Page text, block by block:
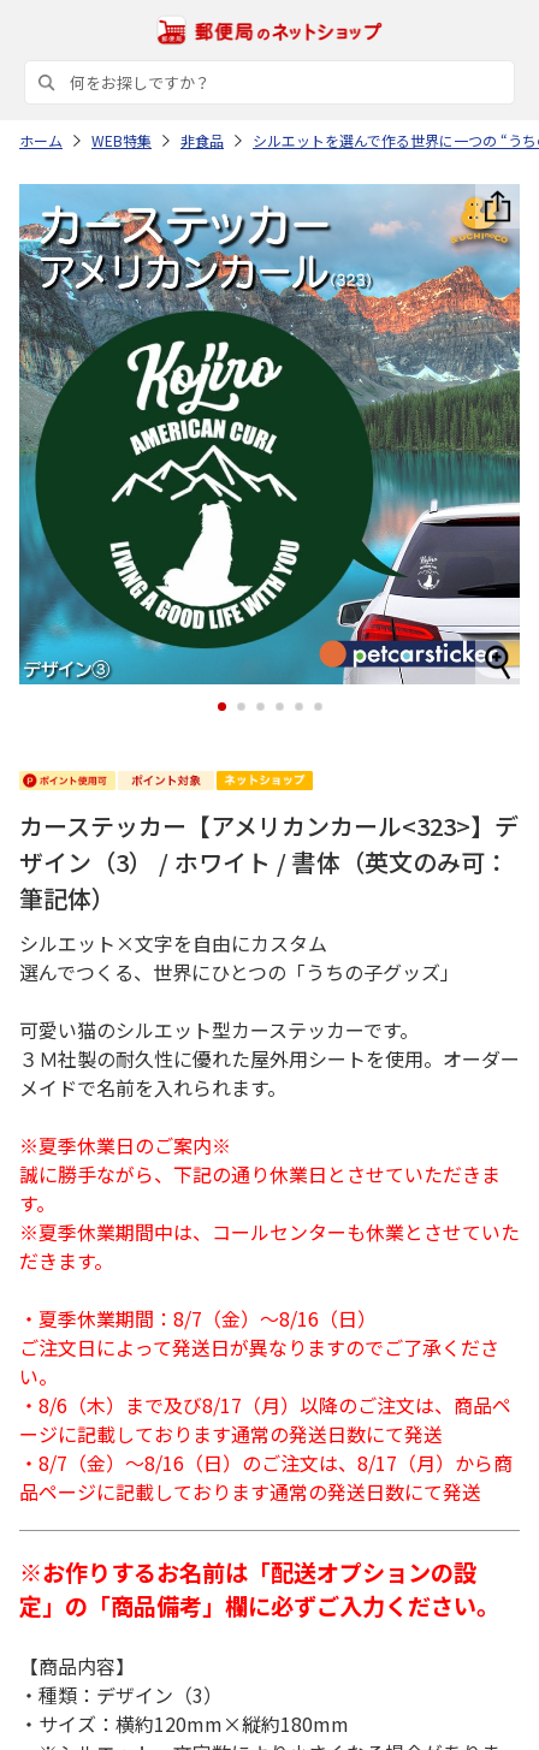
ホーム WEB特集 非食品 シルエットを選んで作る世界に一つの “う
1 2 3 4 5 6
カーステッカー【アメリカンカール<323>】デ
ザイン（3） / ホワイト / 書体（英文のみ可：
筆記体）
シルエット×文字を自由にカスタム
選んでつくる、世界にひとつの「うちの子グッズ」
可愛い猫のシルエット型カーステッカーです。
３Ｍ社製の耐久性に優れた屋外用シートを使用。オーダー
メイドで名前を入れられます。
※夏季休業日のご案内※
誠に勝手ながら、下記の通り休業日とさせていただきま
す。
※夏季休業期間中は、コールセンターも休業とさせていた
だきます。
・夏季休業期間：8/7（金）～8/16（日）
ご注文日によって発送日が異なりますのでご了承くださ
い。
・8/6（木）まで及び8/17（月）以降のご注文は、商品ペ
ージに記載しております通常の発送日数にて発送
・8/7（金）～8/16（日）のご注文は、8/17（月）から商
品ページに記載しております通常の発送日数にて発送
※お作りするお名前は「配送オプションの設
定」の「商品備考」欄に必ずご入力ください。
【商品内容】
・種類：デザイン（3）
・サイズ：横約120mm×縦約180mm